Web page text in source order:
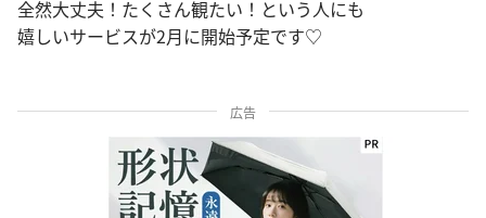
全然大丈夫！たくさん観たい！という人にも
嬉しいサービスが2月に開始予定です♡
広告